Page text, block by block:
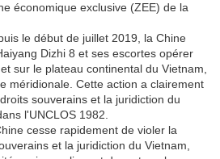
économique exclusive (ZEE) de la
le début de juillet 2019, la Chine
Dizhi 8 et ses escortes opérer
sur le plateau continental du Vietnam,
méridionale. Cette action a clairement
souverains et la juridiction du
l'UNCLOS 1982.
cesse rapidement de violer la
et la juridiction du Vietnam,